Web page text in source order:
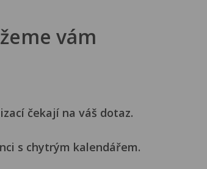
vám
čekají na váš dotaz.
s chytrým kalendářem.